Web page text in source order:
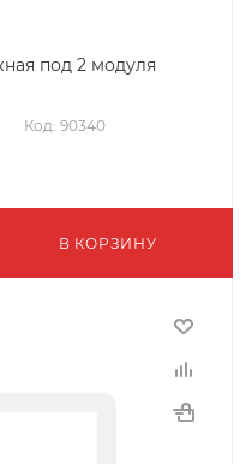
под 2 модуля
Код: 90340
В КОРЗИНУ